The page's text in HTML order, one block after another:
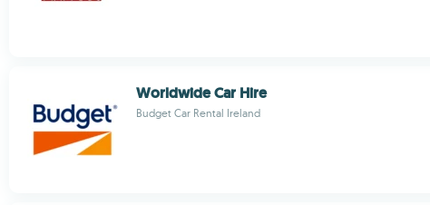
Worldwide Car Hire
Budget Car Rental Ireland